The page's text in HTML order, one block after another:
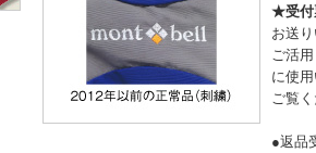
★受付
お送
ご活
に使
ご覧く
●返品